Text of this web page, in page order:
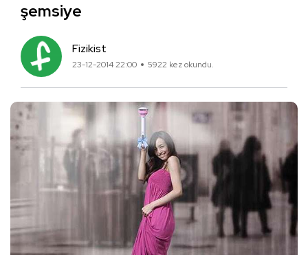
şemsiye
Fizikist
23-12-2014 22:00 5922 kez okundu.